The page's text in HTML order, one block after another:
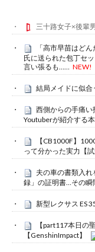
三十路女子×後輩
「高市早苗はど
氏に送られた包丁セ
言い張るも…… NEW!
結局メイドに似合
西側からの手痛い
Youtuberが紹介する
【CB1000F】
って分かった実力【試
夫の車の書類入
録」の証明書…その瞬
新型レクサス ES
【part117本日の
【GenshinImpact】